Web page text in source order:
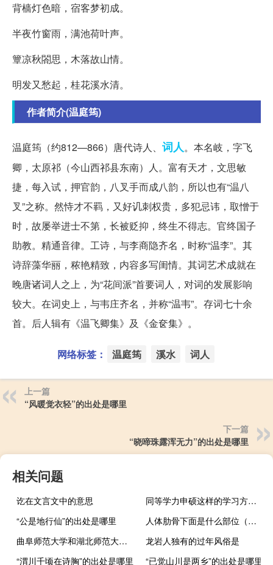
背樯灯色暗，宿客梦初成。
半夜竹窗雨，满池荷叶声。
簟凉秋閤思，木落故山情。
明发又愁起，桂花溪水清。
作者简介(温庭筠)
温庭筠（约812—866）唐代诗人、 词人。本名岐，字飞
卿，太原祁（今山西祁县东南）人。富有天才，文思敏
捷，每入试，押官韵，八叉手而成八韵，所以也有“温八
叉”之称。然恃才不羁，又好讥刺权贵，多犯忌讳，取憎于
时，故屡举进士不第，长被贬抑，终生不得志。官终国子
助教。精通音律。工诗，与李商隐齐名，时称“温李”。其
诗辞藻华丽，秾艳精致，内容多写闺情。其词艺术成就在
晚唐诸词人之上，为“花间派”首要词人，对词的发展影响
较大。在词史上，与韦庄齐名，并称“温韦”。存词七十余
首。后人辑有《温飞卿集》及《金奁集》。
网络标签： 温庭筠 溪水 词人
上一篇
“风暖觉衣轻”的出处是哪里
下一篇
“晓啼珠露浑无力”的出处是哪里
相关问题
讫在文言文中的意思
同等学力申硕这样的学习方式的利与弊分别是什么
“公是地行仙”的出处是哪里
人体肋骨下面是什么部位（人体肋骨下面是什么器官）
曲阜师范大学和湖北师范大学哪个好
龙岩人独有的过年风俗是
“渭川千顷在诗胸”的出处是哪里
“已觉山川是两乡”的出处是哪里